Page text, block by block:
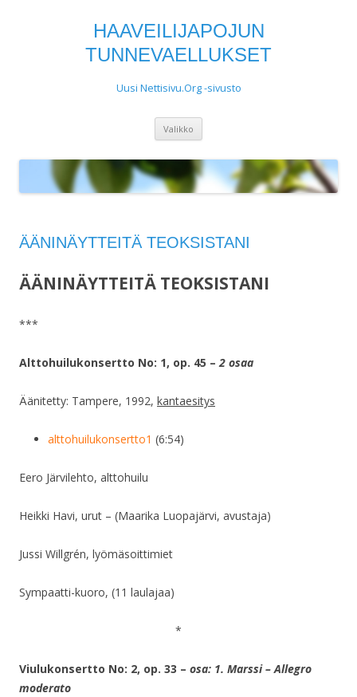
HAAVEILIJAPOJUN
TUNNEVAELLUKSET
Uusi Nettisivu.Org -sivusto
Valikko
ÄÄNINÄYTTEITÄ TEOKSISTANI
ÄÄNINÄYTTEITÄ TEOKSISTANI
***
Alttohuilukonsertto No: 1, op. 45 –2 osaa
Äänitetty: Tampere, 1992, kantaesitys
alttohuilukonsertto1 (6:54)
Eero Järvilehto, alttohuilu
Heikki Havi, urut – (Maarika Luopajärvi, avustaja)
Jussi Willgrén, lyömäsoittimiet
Sympaatti-kuoro, (11 laulajaa)
*
Viulukonsertto No: 2, op. 33 – osa: 1. Marssi – Allegro
moderato